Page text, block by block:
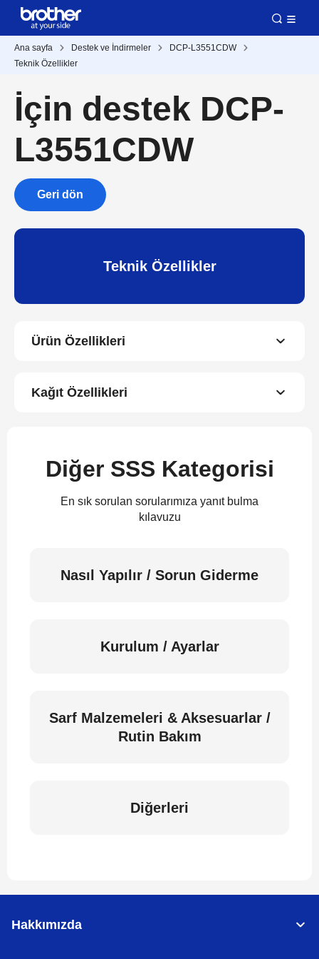
Ana sayfa Destek ve İndirmeler
DCP-L3551CDW
Teknik Özellikler
İçin destek DCP-
L3551CDW
Geri dön
Teknik Özellikler
Ürün Özellikleri
Kağıt Özellikleri
Diğer SSS Kategorisi
En sık sorulan sorularımıza yanıt bulma
kılavuzu
Nasıl Yapılır / Sorun Giderme
Kurulum / Ayarlar
Sarf Malzemeleri & Aksesuarlar /
Rutin Bakım
Diğerleri
Hakkımızda